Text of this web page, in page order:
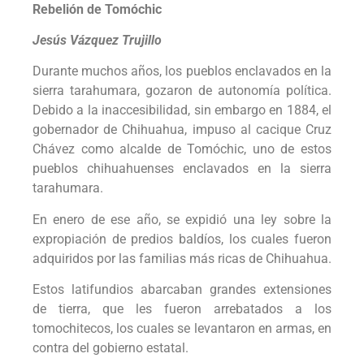
Rebelión de Tomóchic
Jesús Vázquez Trujillo
Durante muchos años, los pueblos enclavados en la
sierra tarahumara, gozaron de autonomía política.
Debido a la inaccesibilidad, sin embargo en 1884, el
gobernador de Chihuahua, impuso al cacique Cruz
Chávez como alcalde de Tomóchic, uno de estos
pueblos chihuahuenses enclavados en la sierra
tarahumara.
En enero de ese año, se expidió una ley sobre la
expropiación de predios baldíos, los cuales fueron
adquiridos por las familias más ricas de Chihuahua.
Estos latifundios abarcaban grandes extensiones
de tierra, que les fueron arrebatados a los
tomochitecos, los cuales se levantaron en armas, en
contra del gobierno estatal.